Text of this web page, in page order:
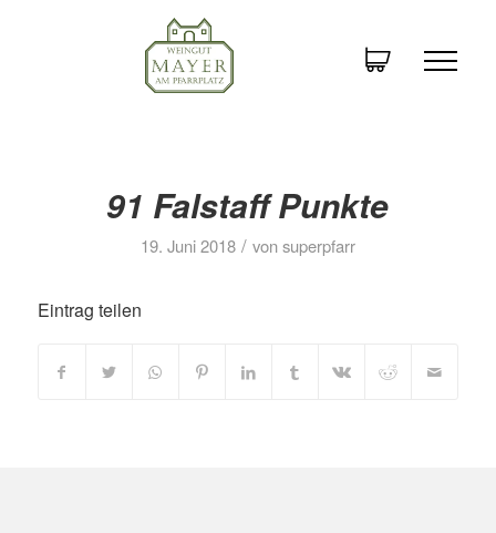
91 Falstaff Punkte
19. Juni 2018 / vonsuperpfarr
Eintrag teilen